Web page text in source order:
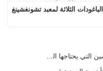
الباغودات الثلاثة لمعبد تشونغشينغ
تطبيقات السفر إلى الصين التي يحتاجها الزوار الأجانب حقًا في عام 2026